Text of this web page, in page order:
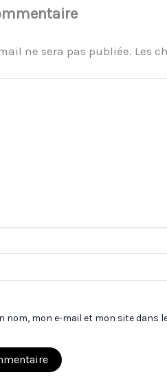
ne sera pas publiée. Les
nom, mon e-mail et mon site dans